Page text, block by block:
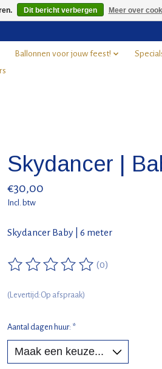
Ballonnen voor jouw feest!
Skydancer |
€30,00
Incl. btw
Skydancer Baby | 6 meter
De beoordeling van dit product is
(0)
(Levertijd:Op afspraak)
Aantal dagen huur: *
Dit bericht verbergen Meer over